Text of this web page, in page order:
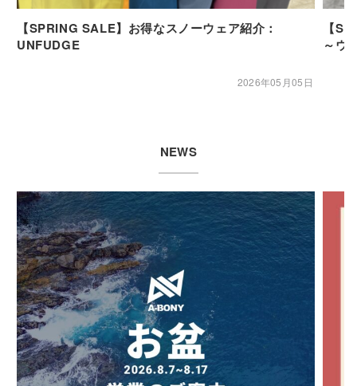
【SPRING SALE】お得なスノーウェア紹介：
UNFUDGE
2026年05月05日
【
～ウ
NEWS